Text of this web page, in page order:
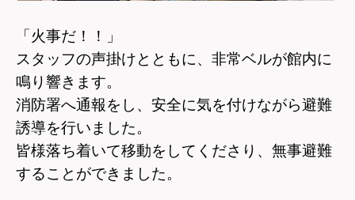
「火事だ！！」
スタッフの声掛けとともに、非常ベルが館内に
鳴り響きます。
消防署へ通報をし、安全に気を付けながら避難
誘導を行いました。
皆様落ち着いて移動をしてくださり、無事避難
することができました。